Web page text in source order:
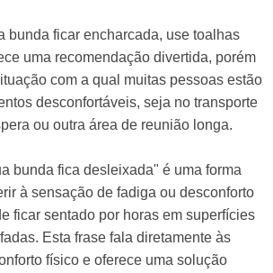
bunda ficar encharcada, use toalhas
uma recomendação divertida, porém
com a qual muitas pessoas estão
desconfortáveis, seja no transporte
ou outra área de reunião longa.
bunda fica desleixada" é uma forma
à sensação de fadiga ou desconforto
ficar sentado por horas em superfícies
Esta frase fala diretamente às
físico e oferece uma solução